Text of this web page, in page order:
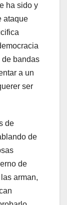
ha sido y
ataque
de bandas
a un
ser
de
de
de
arman,